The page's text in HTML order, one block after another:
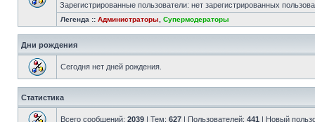
Зарегистрированные пользователи: нет зарегистрированных
Легенда :: Администраторы Супермодераторы
Дни рождения
Сегодня нет дней рождения.
Статистика
Всего сообщений: 2039 | Тем: 627 | Пользователей: 441 | Новый